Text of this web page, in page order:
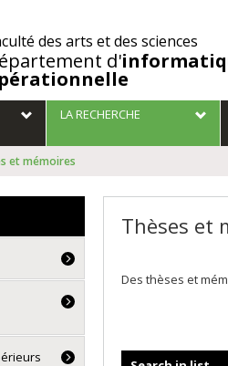
des arts et des sciences
d'
LA RECHERCHE
et mémoires
Thèses et
Des thèses et